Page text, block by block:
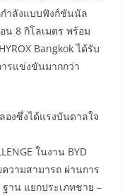
กำลังแบบฟังก์ชันนัล
น 8 กิโลเมตร พร้อม
Bangkok ได้รับ
รแข่งขันมากกว่า
ลองซึ่งได้แรงบันดาลใจ
ในงาน BYD
ความสามารถ ผ่านการ
าน แยกประเภทชาย –